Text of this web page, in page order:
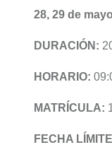
28, 29 de
DURACIÓN:
HORARIO:
MATRÍCULA:
FECHA